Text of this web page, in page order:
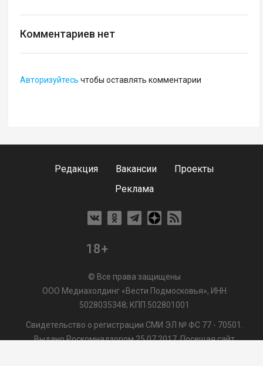
Комментариев нет
Авторизуйтесь чтобы оставлять комментарии
Редакция Вакансии
Проекты
Реклама
18+
© Все права защищены
ООО Медиахолдинг «Вести Подмосковья», ИНН
5028035348; КПП 502801001
Свидетельство о регистрации СМИ ЭЛ № ФС 77 - 70501.
Выдано Роскомнадзором 25.07.2017. Посещая сайт